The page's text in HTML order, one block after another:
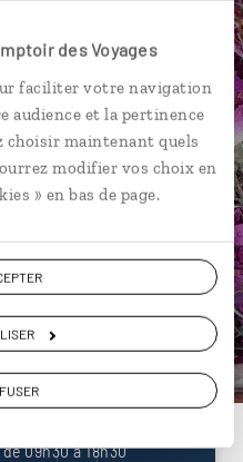
des Voyages
faciliter votre navigation
audience et la pertinence
choisir maintenant quels
modifier vos choix en
» en bas de page.
aussi par email ou
avant,
DEVIS
un spécialiste Iran
65 26
09h30 à 18h30